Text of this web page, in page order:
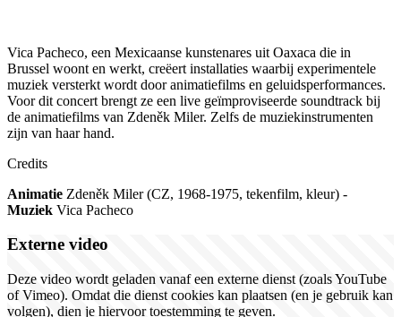
Vica Pacheco, een Mexicaanse kunstenares uit Oaxaca die in
Brussel woont en werkt, creëert installaties waarbij experimentele
muziek versterkt wordt door animatiefilms en geluidsperformances.
Voor dit concert brengt ze een live geïmproviseerde soundtrack bij
de animatiefilms van Zdeněk Miler. Zelfs de muziekinstrumenten
zijn van haar hand.
Credits
Animatie Zdeněk Miler (CZ, 1968-1975, tekenfilm, kleur) -
Muziek Vica Pacheco
Externe video
Deze video wordt geladen vanaf een externe dienst (zoals YouTube
of Vimeo). Omdat die dienst cookies kan plaatsen (en je gebruik kan
volgen), dien je hiervoor toestemming te geven.